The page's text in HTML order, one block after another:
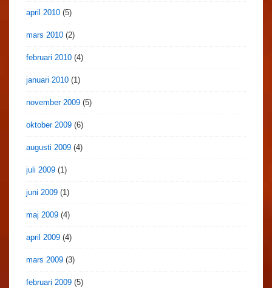
april 2010 (5)
mars 2010 (2)
februari 2010 (4)
januari 2010 (1)
november 2009 (5)
oktober 2009 (6)
augusti 2009 (4)
juli 2009 (1)
juni 2009 (1)
maj 2009 (4)
april 2009 (4)
mars 2009 (3)
februari 2009 (5)